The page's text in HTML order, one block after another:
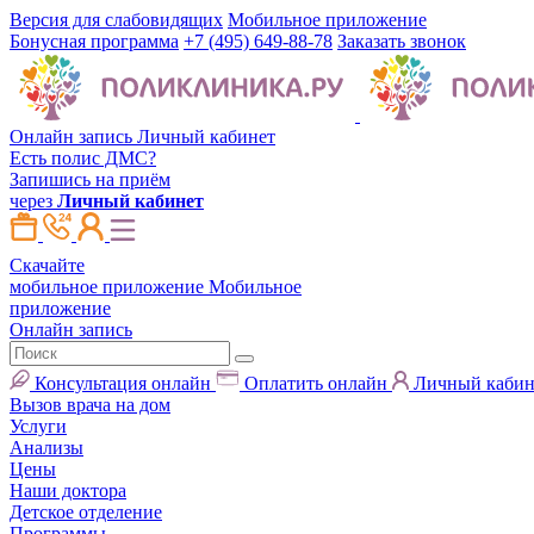
Версия для слабовидящих Мобильное приложение
Бонусная программа +7 (495) 649-88-78 Заказать звонок
Онлайн запись Личный кабинет
Есть полис ДМС?
Запишись на приём
через Личный кабинет
Скачайте
мобильное приложение Мобильное
приложение
Онлайн запись
Консультация онлайн Оплатить онлайн
Личный
Вызов врача на дом
Услуги
Анализы
Цены
Наши доктора
Детское отделение